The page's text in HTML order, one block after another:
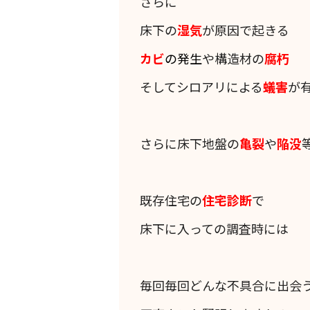
床下の湿気が原因で起きる
カビの発生や構造材の腐朽
そしてシロアリによる蟻害が
さらに床下地盤の亀裂や陥没
既存住宅の住宅診断で
床下に入っての調査時には
毎回毎回どんな不具合に出会